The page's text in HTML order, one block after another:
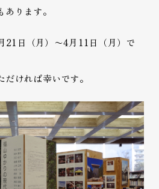
ります。
21日（月）〜4月11日（月）で
ければ幸いです。